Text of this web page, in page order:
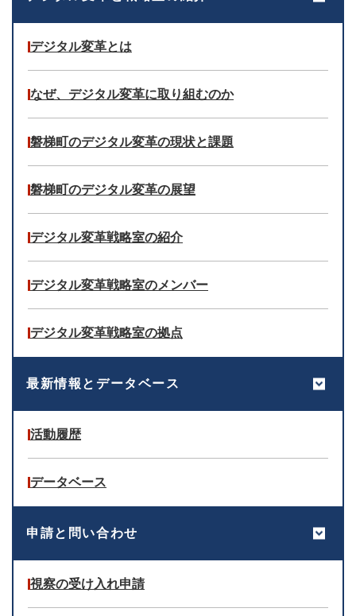
デジタル変革とは
なぜ、デジタル変革に取り組むのか
磐梯町のデジタル変革の現状と課題
磐梯町のデジタル変革の展望
デジタル変革戦略室の紹介
デジタル変革戦略室のメンバー
デジタル変革戦略室の拠点
最新情報とデータベース
活動履歴
データベース
申請と問い合わせ
視察の受け入れ申請